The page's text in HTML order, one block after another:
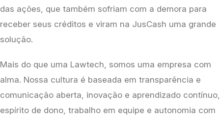
das ações, que também sofriam com a demora para
receber seus créditos e viram na JusCash uma grande
solução.
Mais do que uma Lawtech, somos uma empresa com
alma. Nossa cultura é baseada em transparência e
comunicação aberta, inovação e aprendizado contínuo,
espírito de dono, trabalho em equipe e autonomia com